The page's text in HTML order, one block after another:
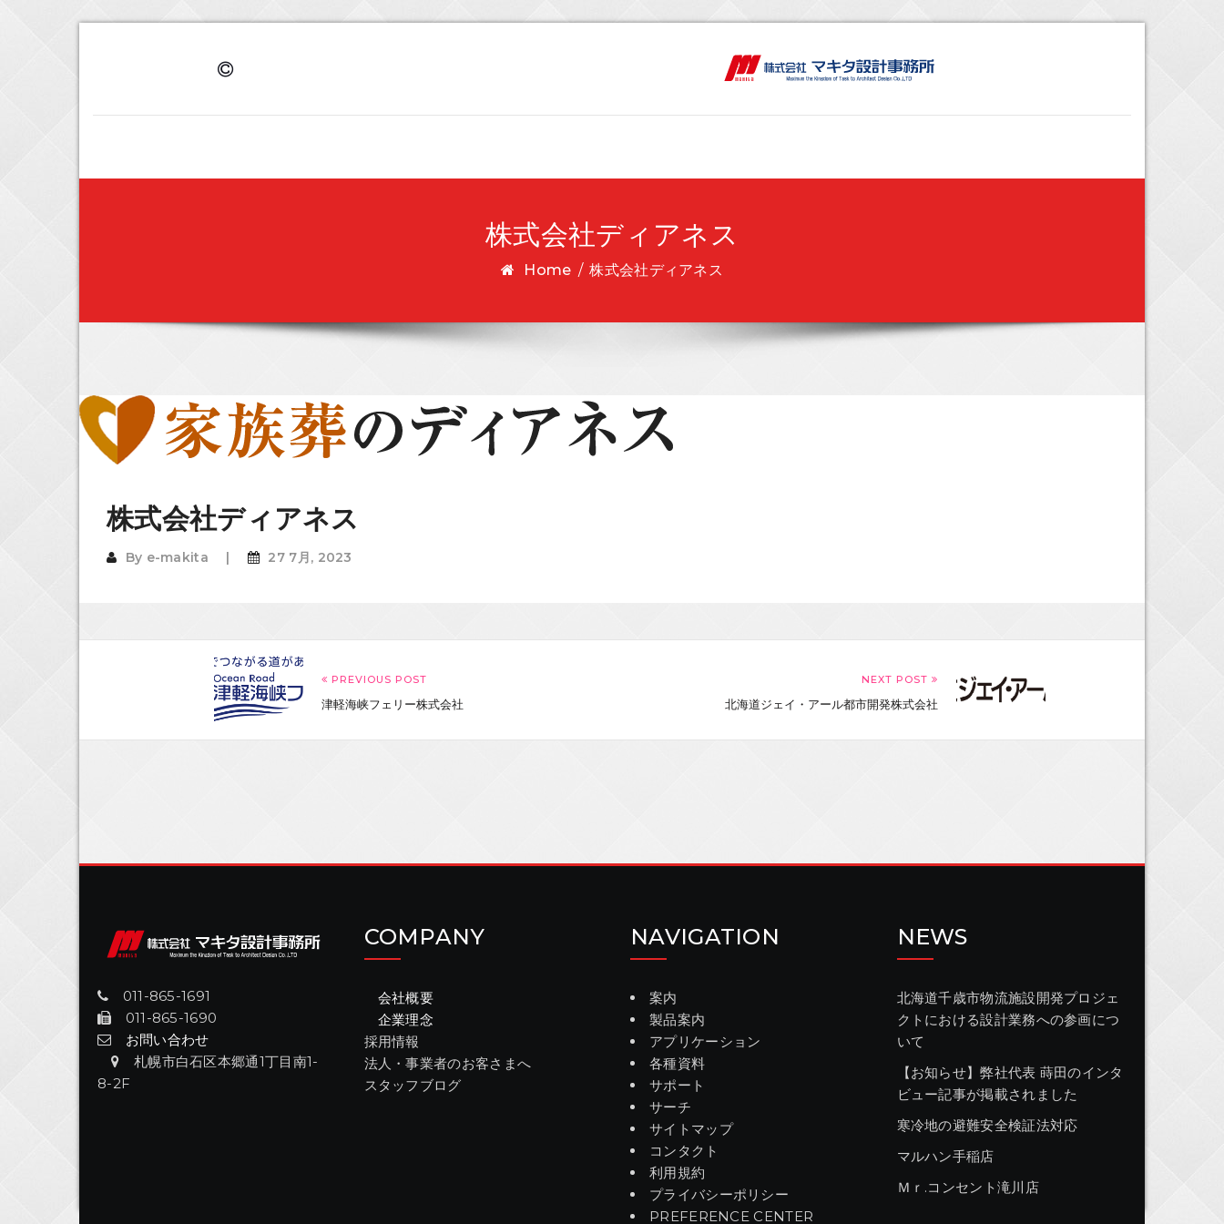
株式会社ディアネス
Home / 株式会社ディアネス
株式会社ディアネス
By e-makita 27 7月, 2023
PREVIOUS POST
津軽海峡フェリー株式会社
NEXT POST
北海道ジェイ・アール都市開発株式会社
011-865-1691
011-865-1690
お問い合わせ
札幌市白石区本郷通1丁目南1-
8-2F
COMPANY
会社概要
企業理念
採用情報
法人・事業者のお客さまへ
スタッフブログ
NAVIGATION
案内
製品案内
アプリケーション
各種資料
サポート
サーチ
サイトマップ
コンタクト
利用規約
プライバシーポリシー
PREFERENCE CENTER
NEWS
北海道千歳市物流施設開発プロジェ
クトにおける設計業務への参画につ
いて
【お知らせ】弊社代表 蒔田のインタ
ビュー記事が掲載されました
寒冷地の避難安全検証法対応
マルハン手稲店
Ｍｒ.コンセント滝川店